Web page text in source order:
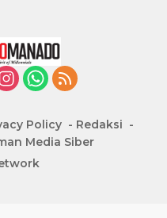
Policy
Redaksi
Media Siber